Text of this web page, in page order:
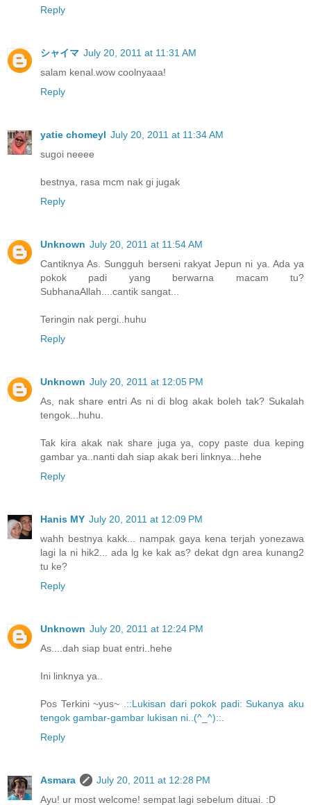
Reply
シャイマ July 20, 2011 at 11:31 AM
salam kenal.wow coolnyaaa!
Reply
yatie chomeyl July 20, 2011 at 11:34 AM
sugoi neeee
bestnya, rasa mcm nak gi jugak
Reply
Unknown July 20, 2011 at 11:54 AM
Cantiknya As. Sungguh berseni rakyat Jepun ni ya. Ada ya
pokok padi yang berwarna macam tu?
SubhanaAllah....cantik sangat...
Teringin nak pergi..huhu
Reply
Unknown July 20, 2011 at 12:05 PM
As, nak share entri As ni di blog akak boleh tak? Sukalah
tengok...huhu.
Tak kira akak nak share juga ya, copy paste dua keping
gambar ya..nanti dah siap akak beri linknya...hehe
Reply
Hanis MY July 20, 2011 at 12:09 PM
wahh bestnya kakk... nampak gaya kena terjah yonezawa
lagi la ni hik2... ada lg ke kak as? dekat dgn area kunang2
tu ke?
Reply
Unknown July 20, 2011 at 12:24 PM
As....dah siap buat entri..hehe
Ini linknya ya..
Pos Terkini ~yus~
.::Lukisan dari pokok padi: Sukanya aku
tengok gambar-gambar lukisan ni..(^_^)::.
Reply
Asmara
July 20, 2011 at 12:28 PM
Ayu! ur most welcome! sempat lagi sebelum dituai. :D